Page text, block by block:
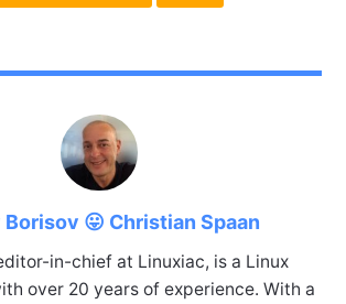
Borisov 😛 Christian Spaan
in-chief at Linuxiac, is a Linux
over 20 years of experience. With a